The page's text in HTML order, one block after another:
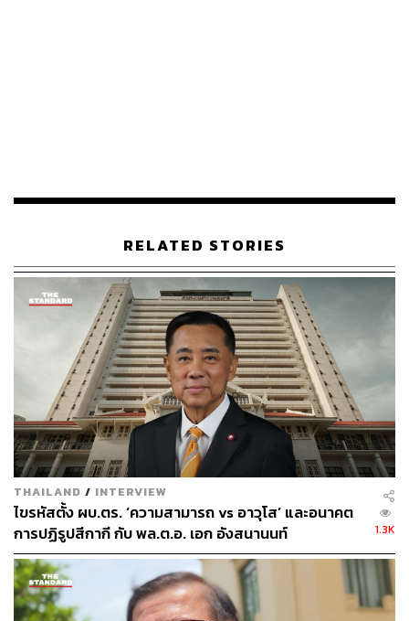
ได้ประสานข้อมูลด้านการข่าวกับทางการจีนมาอย่างต่อเนื่อง
โดยพบว่า หมิงเฉิน ซัน ไม่มีรายชื่อปรากฏอยู่ในบัญชีเฝ้า
ระวังระดับสากล (Watch List) และไม่มีประวัติเป็นบุคคลต้อง
สงสัยในการก่ออาชญากรรมในประเทศต้นทางแต่อย่างใด
จากกรณีดังกล่าว ส่งผลให้ทางการไทยต้องนำมาทบทวนและ
ยกระดับมาตรการคัดกรอง เฝ้าระวังชาวต่างชาติที่เดินทาง
เข้ามาประกอบธุรกิจในประเทศให้มีความเข้มข้นและรัดกุม
มากยิ่งขึ้น
พล.ต.ท.ไตรรงค์ ได้เน้นย้ำถึงนโยบายเชิงรุกว่า ขณะนี้
สำนักงานตำรวจแห่งชาติกำลังเร่งเดินหน้ามาตรการ One
Police ซึ่งเป็นการเชื่อมโยงฐานข้อมูลของทุกหน่วยงานเข้า
ด้วยกัน เพื่ออำนวยความสะดวกและเพิ่มประสิทธิภาพในการ
ตรวจสอบบุคคลต่างชาติ โดยได้ยกตัวอย่างความสำเร็จจาก
ปฏิบัติการกวาดล้างนอมินีบนเกาะพะงัน จังหวัดสุราษฎร์ธานี
หลังจากการสั่งการให้สำนักงานตรวจคนเข้าเมือง (สตม.)
ดำเนินการเอกซเรย์ข้อมูลชาวต่างชาติที่เข้ามาพำนักและ
ลงทุนทั่วประเทศอย่างเข้มงวด
RELATED STORIES
THAILAND / INTERVIEW
ไขรหัสตั้ง ผบ.ตร. ‘ความสามารถ vs อาวุโส’ และอนาคต
การปฏิรูปสีกากี กับ พล.ต.อ. เอก อังสนานนท์
1.3K